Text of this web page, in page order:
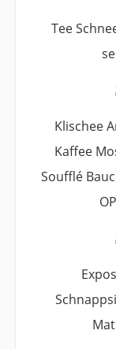
Tee
Klischee
Kaffee
Soufflé